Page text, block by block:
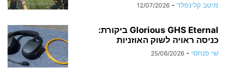
מיטב קלינפלד -
12/07/2026
Glorious GHS Eternal ביקורת:
כניסה ראויה לשוק האוזניות
שי פנחסי -
25/06/2026